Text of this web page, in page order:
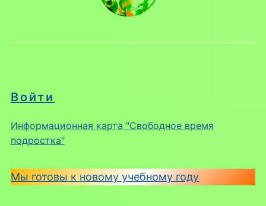
Войти
Информационная карта "Свободное время
подростка"
Мы готовы к новому учебному году